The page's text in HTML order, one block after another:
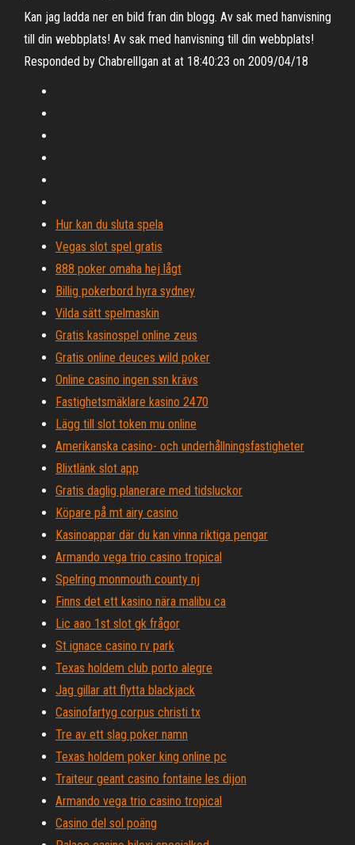
Kan jag ladda ner en bild fran din blogg. Av sak med hanvisning
till din webbplats! Av sak med hanvisning till din webbplats!
Responded by ChabrellIgan at at 18:40:23 on 2009/04/18
Hur kan du sluta spela
Vegas slot spel gratis
888 poker omaha hej lågt
Billig pokerbord hyra sydney
Vilda sätt spelmaskin
Gratis kasinospel online zeus
Gratis online deuces wild poker
Online casino ingen ssn krävs
Fastighetsmäklare kasino 2470
Lägg till slot token mu online
Amerikanska casino- och underhållningsfastigheter
Blixtlänk slot app
Gratis daglig planerare med tidsluckor
Köpare på mt airy casino
Kasinoappar där du kan vinna riktiga pengar
Armando vega trio casino tropical
Spelring monmouth county nj
Finns det ett kasino nära malibu ca
Lic aao 1st slot gk frågor
St ignace casino rv park
Texas holdem club porto alegre
Jag gillar att flytta blackjack
Casinofartyg corpus christi tx
Tre av ett slag poker namn
Texas holdem poker king online pc
Traiteur geant casino fontaine les dijon
Armando vega trio casino tropical
Casino del sol poäng